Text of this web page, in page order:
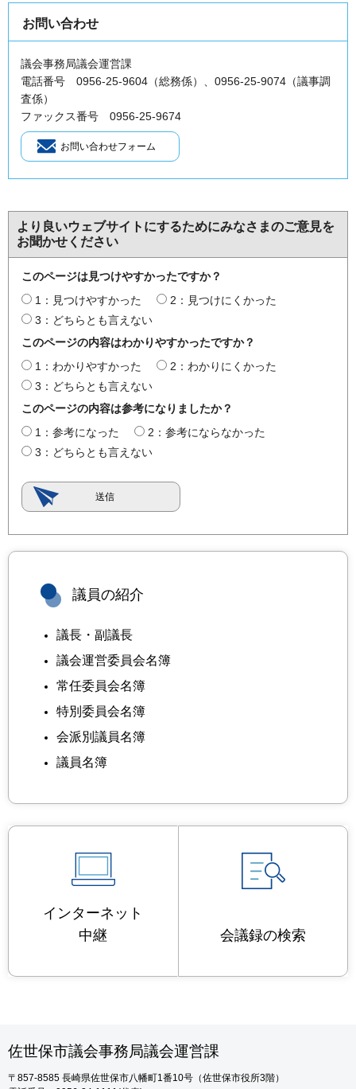
お問い合わせ
議会事務局議会運営課
電話番号 0956-25-9604（総務係）、0956-25-9074（議事調
査係）
ファックス番号 0956-25-9674
より良いウェブサイトにするためにみなさまのご意見を
お聞かせください
このページは見つけやすかったですか？
1：見つけやすかった
2：見つけにくかった
3：どちらとも言えない
このページの内容はわかりやすかったですか？
1：わかりやすかった
2：わかりにくかった
3：どちらとも言えない
このページの内容は参考になりましたか？
1：参考になった
2：参考にならなかった
3：どちらとも言えない
議員の紹介
議長・副議長
議会運営委員会名簿
常任委員会名簿
特別委員会名簿
会派別議員名簿
議員名簿
インターネット
中継
会議録の検索
佐世保市議会事務局議会運営課
〒857-8585 長崎県佐世保市八幡町1番10号（佐世保市役所3階）